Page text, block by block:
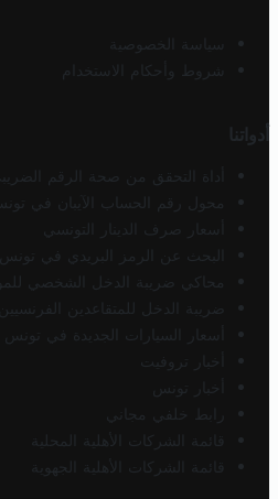
سياسة الخصوصية
شروط وأحكام الاستخدام
أدواتنا
أداة التحقق من صحة الرقم
محول رقم الحساب الآيبان في
أسعار صرف الدينار التونسي
البحث عن الرمز البريدي في تونس
محاكي ضريبة الدخل الشخصي
ضريبة الدخل للمتقاعدين
أسعار السيارات الجديدة في تونس
أخبار تروفيت
أخبار تونس
رابط خلفي مجاني
قائمة الشركات الأهلية المحلية
قائمة الشركات الأهلية الجهوية